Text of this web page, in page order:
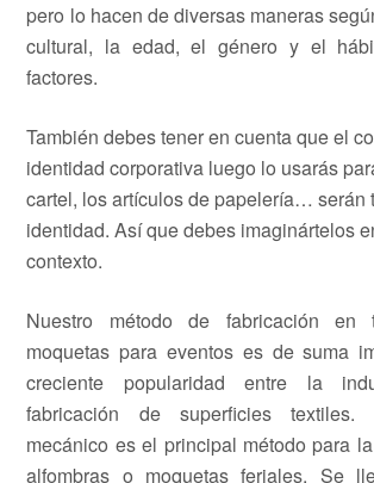
pero lo hacen de diversas maneras
cultural, la edad, el género y el
factores.
También debes tener en cuenta que el
identidad corporativa luego lo usarás
cartel, los artículos de papelería… serán
identidad. Así que debes imaginártelos
contexto.
Nuestro método de fabricación en
moquetas para eventos es de suma
creciente popularidad entre la
fabricación de superficies textiles.
mecánico es el principal método para
alfombras o moquetas feriales. Se